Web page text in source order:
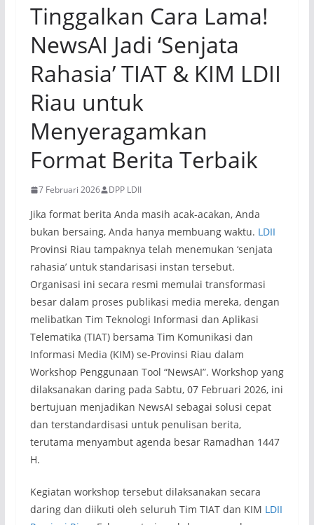
Tinggalkan Cara Lama!
NewsAI Jadi ‘Senjata
Rahasia’ TIAT & KIM LDII
Riau untuk
Menyeragamkan
Format Berita Terbaik
7 Februari 2026 DPP LDII
Jika format berita Anda masih acak-acakan, Anda
bukan bersaing, Anda hanya membuang waktu. LDII
Provinsi Riau tampaknya telah menemukan ‘senjata
rahasia’ untuk standarisasi instan tersebut.
Organisasi ini secara resmi memulai transformasi
besar dalam proses publikasi media mereka, dengan
melibatkan Tim Teknologi Informasi dan Aplikasi
Telematika (TIAT) bersama Tim Komunikasi dan
Informasi Media (KIM) se-Provinsi Riau dalam
Workshop Penggunaan Tool “NewsAI”. Workshop yang
dilaksanakan daring pada Sabtu, 07 Februari 2026, ini
bertujuan menjadikan NewsAI sebagai solusi cepat
dan terstandardisasi untuk penulisan berita,
terutama menyambut agenda besar Ramadhan 1447
H.
Kegiatan workshop tersebut dilaksanakan secara
daring dan diikuti oleh seluruh Tim TIAT dan KIM LDII